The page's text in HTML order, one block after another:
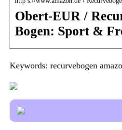
Obert-EUR /
Bogen: Sport &
Keywords: recurvebogen